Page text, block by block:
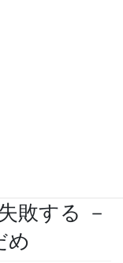
敗する －
め